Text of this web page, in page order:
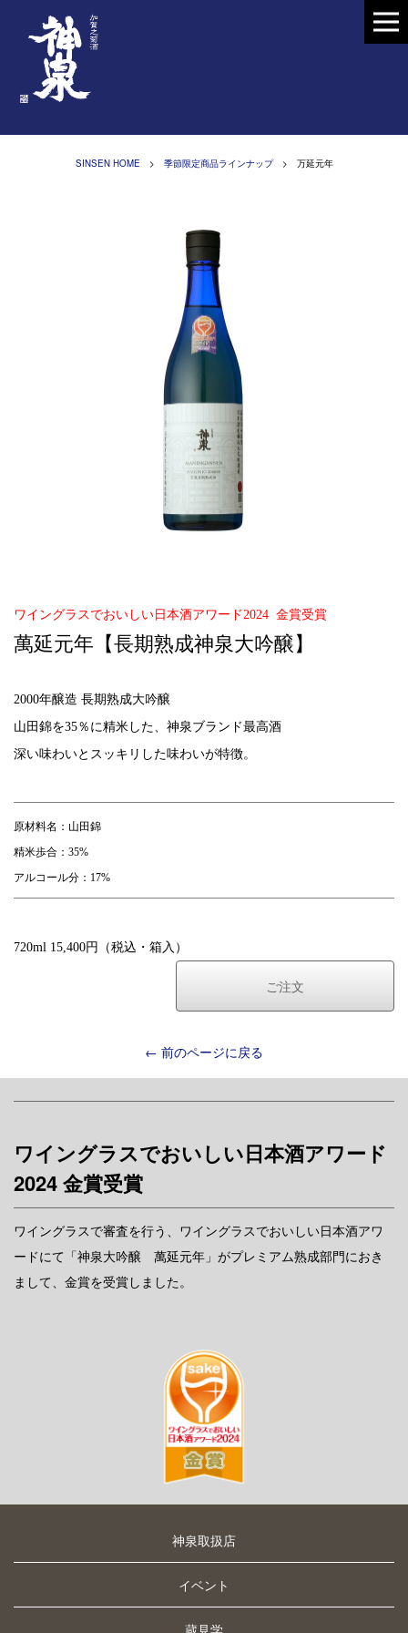
SINSEN HOME > 季節限定商品ラインナップ> 万延元年
ワイングラスでおいしい日本酒アワード2024 金賞受賞
萬延元年【長期熟成神泉大吟醸】
2000年醸造 長期熟成大吟醸
山田錦を35％に精米した、神泉ブランド最高酒
深い味わいとスッキリした味わいが特徴。
原材料名：山田錦
精米歩合：35%
アルコール分：17%
720ml 15,400円（税込・箱入）
ご注文
← 前のページに戻る
ワイングラスでおいしい日本酒アワード
2024 金賞受賞
ワイングラスで審査を行う、ワイングラスでおいしい日本酒アワ
ードにて「神泉大吟醸 萬延元年」がプレミアム熟成部門におき
まして、金賞を受賞しました。
神泉取扱店
イベント